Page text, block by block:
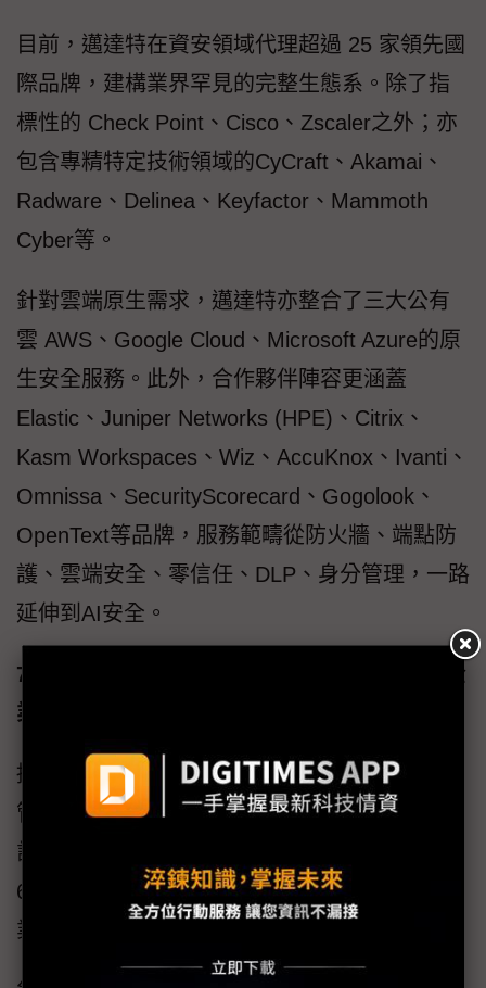
目前，邁達特在資安領域代理超過 25 家領先國
際品牌，建構業界罕見的完整生態系。除了指
標性的 Check Point、Cisco、Zscaler之外；亦
包含專精特定技術領域的CyCraft、Akamai、
Radware、Delinea、Keyfactor、Mammoth
Cyber等。
針對雲端原生需求，邁達特亦整合了三大公有
雲 AWS、Google Cloud、Microsoft Azure的原
生安全服務。此外，合作夥伴陣容更涵蓋
Elastic、Juniper Networks (HPE)、Citrix、
Kasm Workspaces、Wiz、AccuKnox、Ivanti、
Omnissa、SecurityScorecard、Gogolook、
OpenText等品牌，服務範疇從防火牆、端點防
護、雲端安全、零信任、DLP、身分管理，一路
延伸到AI安全。
7×24 MSP託管服務：化解資安人才荒，釋放企
業核心競爭力
據Global Information Institute統計，全球資安
管理服務（Managed Security Sevice）市場預
計將從2025年的394.7億美元成長到2030年的
668.3億美元，複合年成長率達11.1%，顯示企
業「資安委外專業化」已成主流。